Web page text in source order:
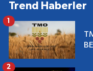
Trend Haberler
1
2